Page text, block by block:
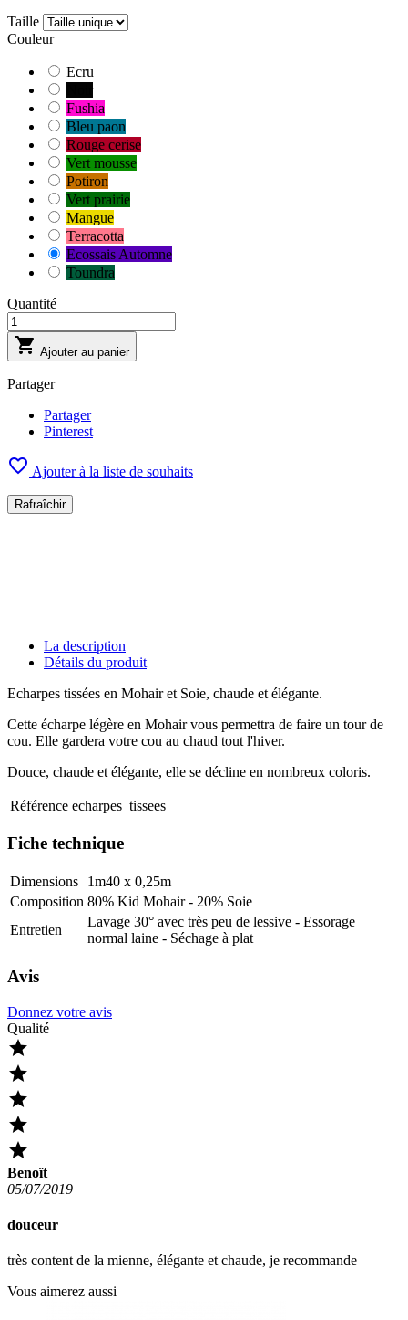
Taille
Couleur
Ecru
Fushia
Bleu paon
Rouge cerise
Vert mousse
Potiron
Vert prairie
Mangue
Terracotta
Ecossais Automne
Toundra
Quantité
 Ajouter au panier
Partager
Partager
Pinterest
 Ajouter à la liste de souhaits
La description
Détails du produit
Echarpes tissées en Mohair et Soie, chaude et élégante.
Cette écharpe légère en Mohair vous permettra de faire un tour de
cou. Elle gardera votre cou au chaud tout l'hiver.
Douce, chaude et élégante, elle se décline en nombreux coloris.
Référence echarpes_tissees
Fiche technique
Dimensions
1m40 x 0,25m
Composition 80% Kid Mohair - 20% Soie
Entretien
Lavage 30° avec très peu de lessive - Essorage
normal laine - Séchage à plat
Avis
Donnez votre avis
Qualité





Benoït
05/07/2019
douceur
très content de la mienne, élégante et chaude, je recommande
Vous aimerez aussi